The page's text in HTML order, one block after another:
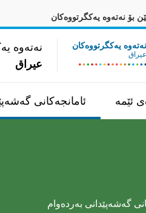
بۆ نەتەوە یەکگرتووەکان
نەتەوە یەکگرتووەکان
عيراق
نەتەوە
عيراق
ئێمە ئامانجەکانی
گه‌شه‌پێدانى به‌رده‌وام